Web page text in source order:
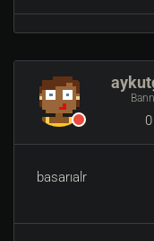
0
basarıalr